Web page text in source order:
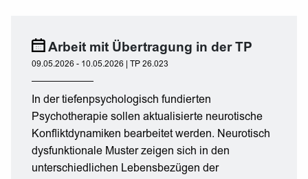
Arbeit mit Übertragung in der TP
09.05.2026 - 10.05.2026 | TP 26.023
In der tiefenpsychologisch fundierten
Psychotherapie sollen aktualisierte neurotische
Konfliktdynamiken bearbeitet werden. Neurotisch
dysfunktionale Muster zeigen sich in den
unterschiedlichen Lebensbezügen der